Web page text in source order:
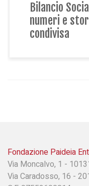
Bilancio
numeri e
condivisa
Fondazione Paideia
Via Moncalvo, 1 -
Via Caradosso, 16 -